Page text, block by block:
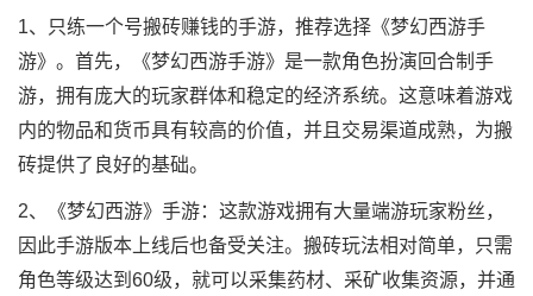
1、只练一个号搬砖赚钱的手游，推荐选择《梦幻西游手
游》。首先，《梦幻西游手游》是一款角色扮演回合制手
游，拥有庞大的玩家群体和稳定的经济系统。这意味着游戏
内的物品和货币具有较高的价值，并且交易渠道成熟，为搬
砖提供了良好的基础。
2、《梦幻西游》手游：这款游戏拥有大量端游玩家粉丝，
因此手游版本上线后也备受关注。搬砖玩法相对简单，只需
角色等级达到60级，就可以采集药材、采矿收集资源，并通